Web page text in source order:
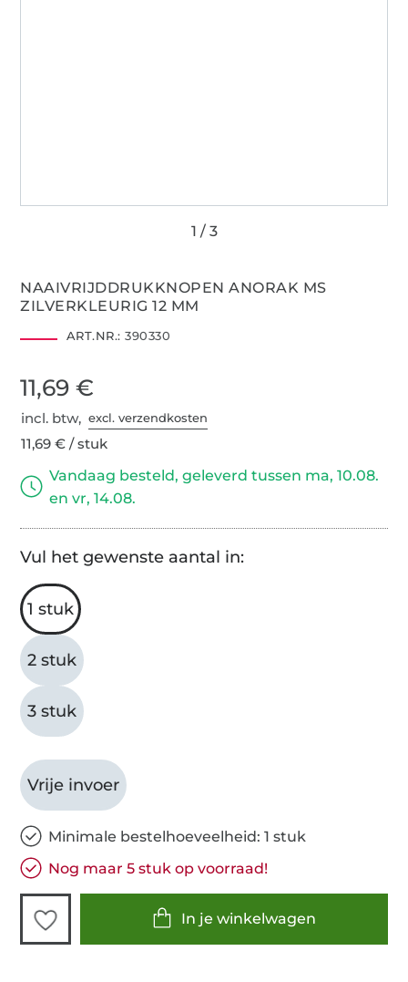
NAAIVRIJDDRUKKNOPEN ANORAK MS
ZILVERKLEURIG 12 MM
ART.NR.: 390330
11,69 €
incl. btw,excl. verzendkosten
11,69 € / stuk
Vandaag besteld, geleverd tussen ma, 10.08.
en vr, 14.08.
Vul het gewenste aantal in:
1 stuk
2 stuk
3 stuk
Vrije invoer
Minimale bestelhoeveelheid: 1 stuk
Nog maar 5 stuk op voorraad!
In je winkelwagen